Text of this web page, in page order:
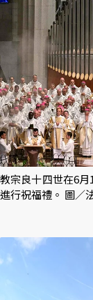
教宗良十四世在6
進行祝福禮。 圖／